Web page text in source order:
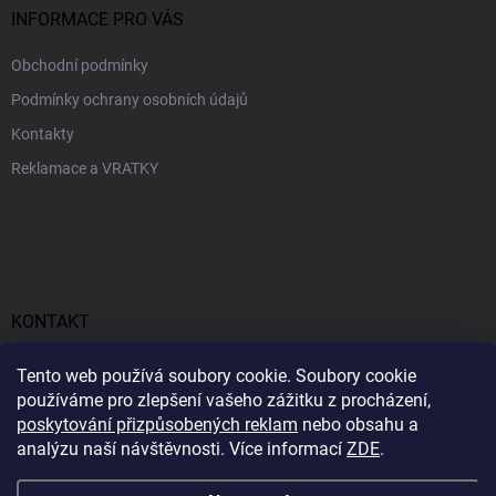
Tento web používá soubory cookie. Soubory cookie
používáme pro zlepšení vašeho zážitku z procházení,
poskytování přizpůsobených reklam nebo obsahu a
analýzu naší návštěvnosti. Více informací ZDE.
INFORMACE PRO VÁS
Obchodní podmínky
Podmínky ochrany osobních údajů
Kontakty
Reklamace a VRATKY
KONTAKT
obchod@profitent.cz
+420770645768
https://www.facebook.com/profitent.sk/